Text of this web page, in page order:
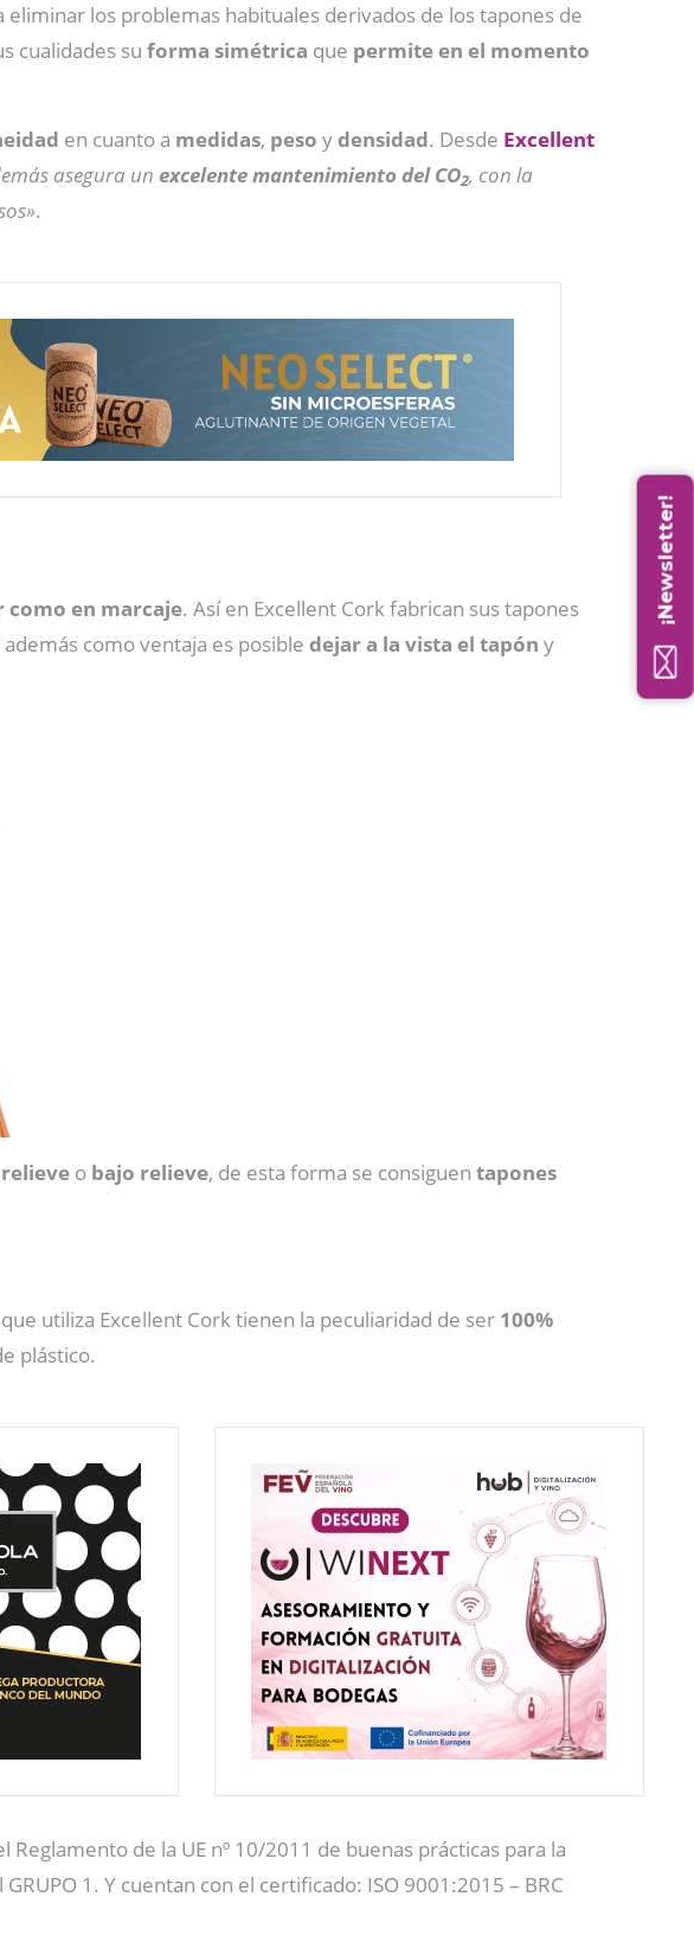
los problemas habituales derivados de los tapones de
cualidades su forma simétrica que permite en el momento
en cuanto a medidas, peso y densidad. Desde Excellent
asegura un excelente mantenimiento del CO2, con la
.
como en marcaje. Así en Excellent Cork fabrican sus tapones
además como ventaja es posible dejar a la vista el tapón y
relieve o bajo relieve, de esta forma se consiguen tapones
que utiliza Excellent Cork tienen la peculiaridad de ser 100%
plástico.
de la UE nº 10/2011 de buenas prácticas para la
1. Y cuentan con el certificado: ISO 9001:2015 – BRC
¡Newsletter!